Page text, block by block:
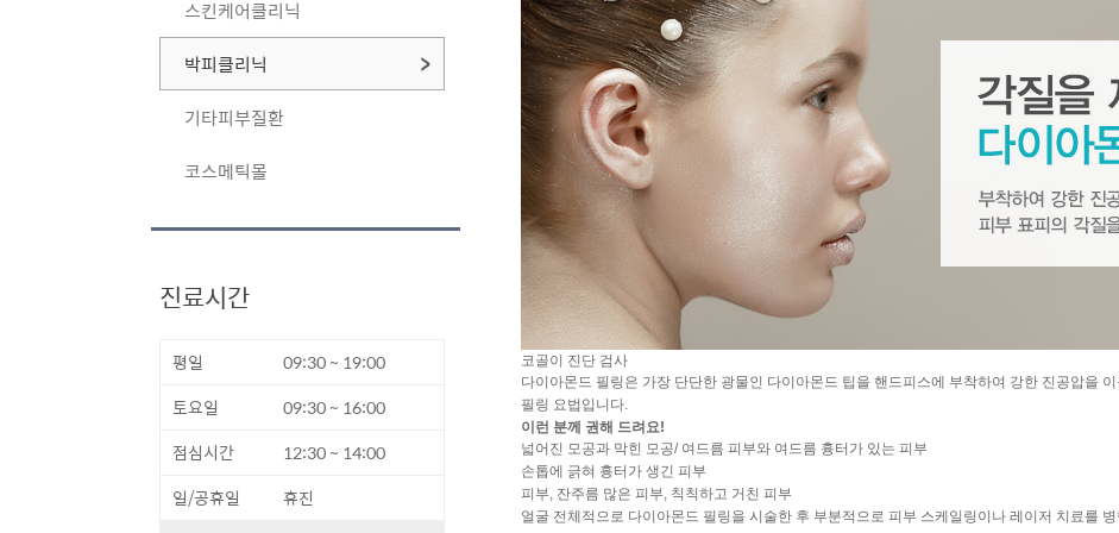
스킨케어클리닉
박피클리닉
기타피부질환
코스메틱몰
진료시간
평일
09:30 ~ 19:00
토요일
09:30 ~ 16:00
점심시간
12:30 ~ 14:00
일/공휴일
휴진
코골이 진단 검사
다이아몬드 필링은 가장 단단한 광물인 다이아몬드 팁을 핸드피스에 부착하여 강한 진공압을 이
필링 요법 입니다.
이런 분께 권해 드려요!
넓어진 모공과 막힌 모공/ 여드름 피부와 여드름 흉터가 있는 피부
손톱에 긁혀 흉터가 생긴 피부
피부, 잔주름 많은 피부, 칙칙하고 거친 피부
얼굴 전체적으로 다이아몬드 필링을 시술한 후 부분적으로 피부 스케일링이나 레이저 치료를